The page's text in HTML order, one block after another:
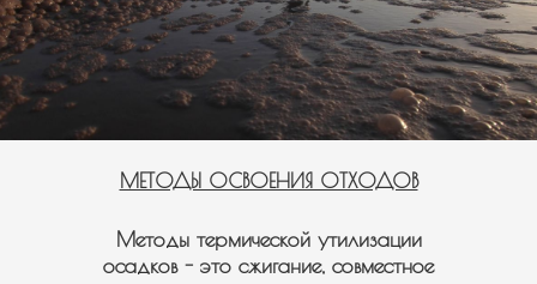
МЕТОДЫ ОСВОЕНИЯ ОТХОДОВ
Методы термической утилизации
осадков - это сжигание, совместное